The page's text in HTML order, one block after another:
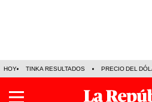
HOY TINKA RESULTADOS PRECIO DEL